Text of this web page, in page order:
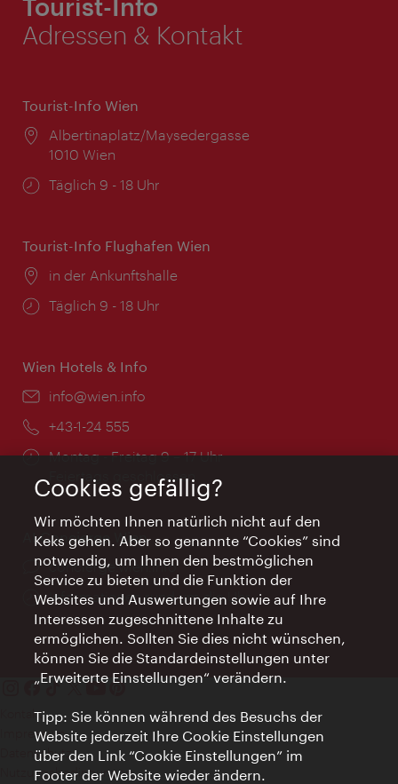
Tourist-Info
Adressen & Kontakt
Tourist-Info Wien
Ort:
Albertinaplatz/Maysedergasse
1010 Wien
Öffnungszeiten:
Täglich 9 - 18 Uhr
Tourist-Info Flughafen Wien
Ort:
in der Ankunftshalle
Öffnungszeiten:
Täglich 9 - 18 Uhr
Wien Hotels & Info
Email:
info@wien.info
Telefon:
+43-1-24 555
Öffnungszeiten:
Montag - Freitag 9 – 17 Uhr
Feiertags geschlossen
AI Concierge Wien
Ort:
concierge.wien.info
Öffnungszeiten:
Informationen rund um die Uhr
Kontakt
Impressum
Datenschutz
Nutzungsbedingungen
Cookies gefällig?
Wir möchten Ihnen natürlich nicht auf den
Keks gehen. Aber so genannte “Cookies” sind
notwendig, um Ihnen den bestmöglichen
Service zu bieten und die Funktion der
Websites und Auswertungen sowie auf Ihre
Interessen zugeschnittene Inhalte zu
ermöglichen. Sollten Sie dies nicht wünschen,
können Sie die Standardeinstellungen unter
„Erweiterte Einstellungen“ verändern.
Tipp: Sie können während des Besuchs der
Website jederzeit Ihre Cookie Einstellungen
über den Link “Cookie Einstellungen” im
Footer der Website wieder ändern.